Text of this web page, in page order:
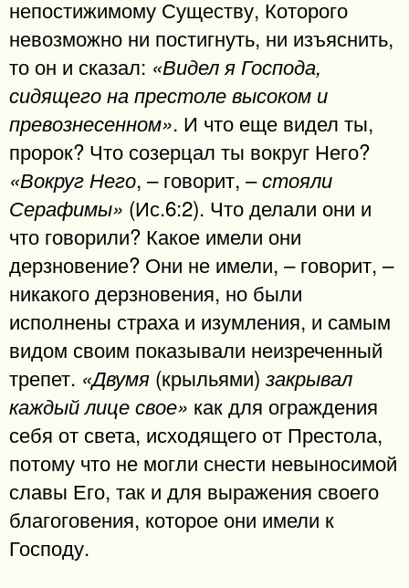
непостижимому Существу, Которого
невозможно ни постигнуть, ни изъяснить,
то он и сказал: «Видел я Господа,
сидящего на престоле высоком и
превознесенном». И что еще видел ты,
пророк? Что созерцал ты вокруг Него?
«Вокруг Него, – говорит, –стояли
Серафимы» (Ис.6:2). Что делали они и
что говорили? Какое имели они
дерзновение? Они не имели, – говорит, –
никакого дерзновения, но были
исполнены страха и изумления, и самым
видом своим показывали неизреченный
трепет. «Двумя (крыльями) закрывал
каждый лице свое» как для ограждения
себя от света, исходящего от Престола,
потому что не могли снести невыносимой
славы Его, так и для выражения своего
благоговения, которое они имели к
Господу.